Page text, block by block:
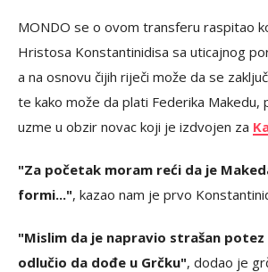
MONDO se o ovom transferu raspitao
Hristosa Konstantinidisa sa uticajnog
a na osnovu čijih riječi može da se
te kako može da plati Federika Makedu,
uzme u obzir novac koji je izdvojen za
"Za početak moram reći da je
formi...", kazao nam je prvo
"Mislim da je napravio strašan
odlučio da dođe u Grčku", dodao je